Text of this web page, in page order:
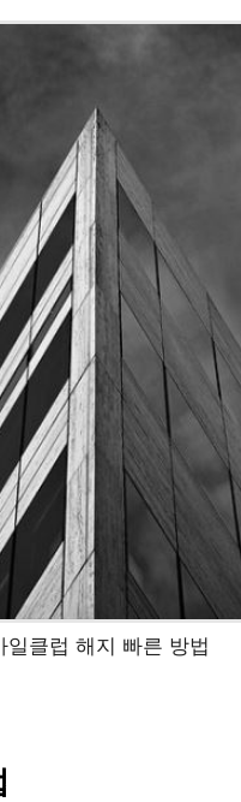
일클럽 해지 빠른 방법